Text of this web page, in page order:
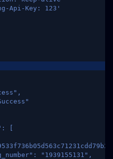
Api-Key: 123'
[
"1939155131",